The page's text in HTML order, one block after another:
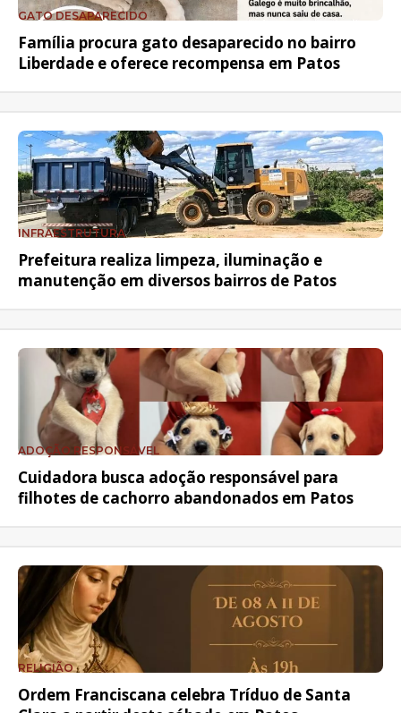
GATO DESAPARECIDO
Família procura gato desaparecido no bairro
Liberdade e oferece recompensa em Patos
INFRAESTRUTURA
Prefeitura realiza limpeza, iluminação e
manutenção em diversos bairros de Patos
ADOÇÃO RESPONSÁVEL
Cuidadora busca adoção responsável para
filhotes de cachorro abandonados em Patos
RELIGIÃO
Ordem Franciscana celebra Tríduo de Santa